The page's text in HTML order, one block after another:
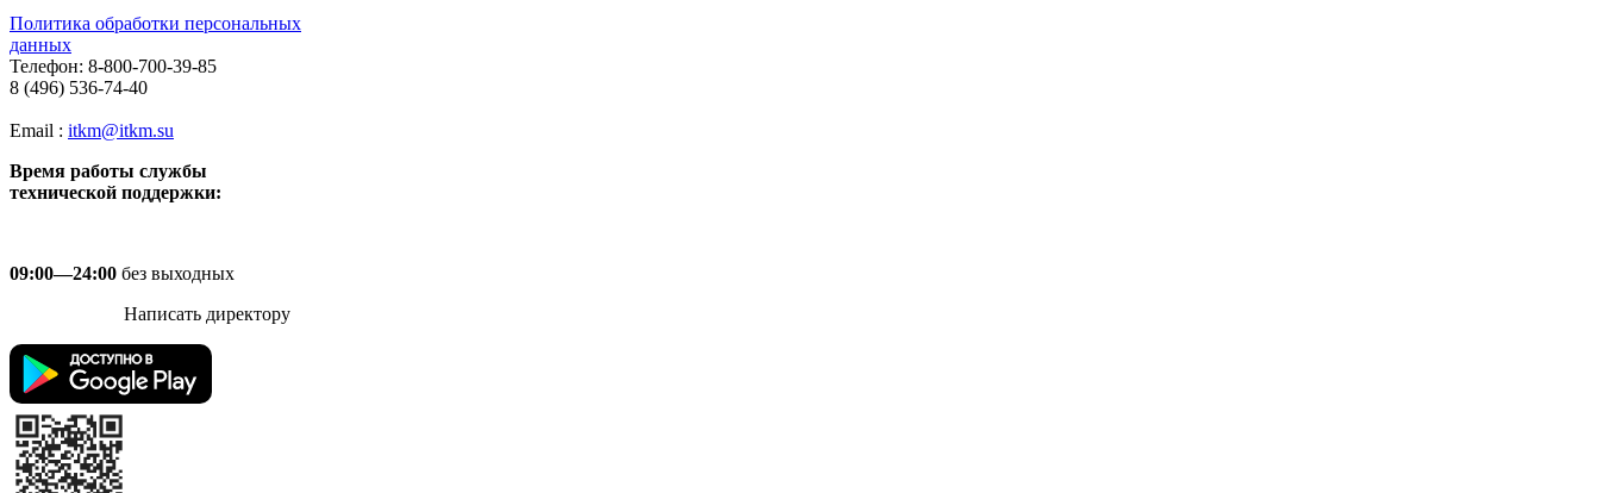
Политика обработки персональных
данных
Телефон: 8-800-700-39-85
8 (496) 536-74-40
Email : itkm@itkm.su
Время работы службы
технической поддержки:
09:00—24:00 без выходных
Написать директору